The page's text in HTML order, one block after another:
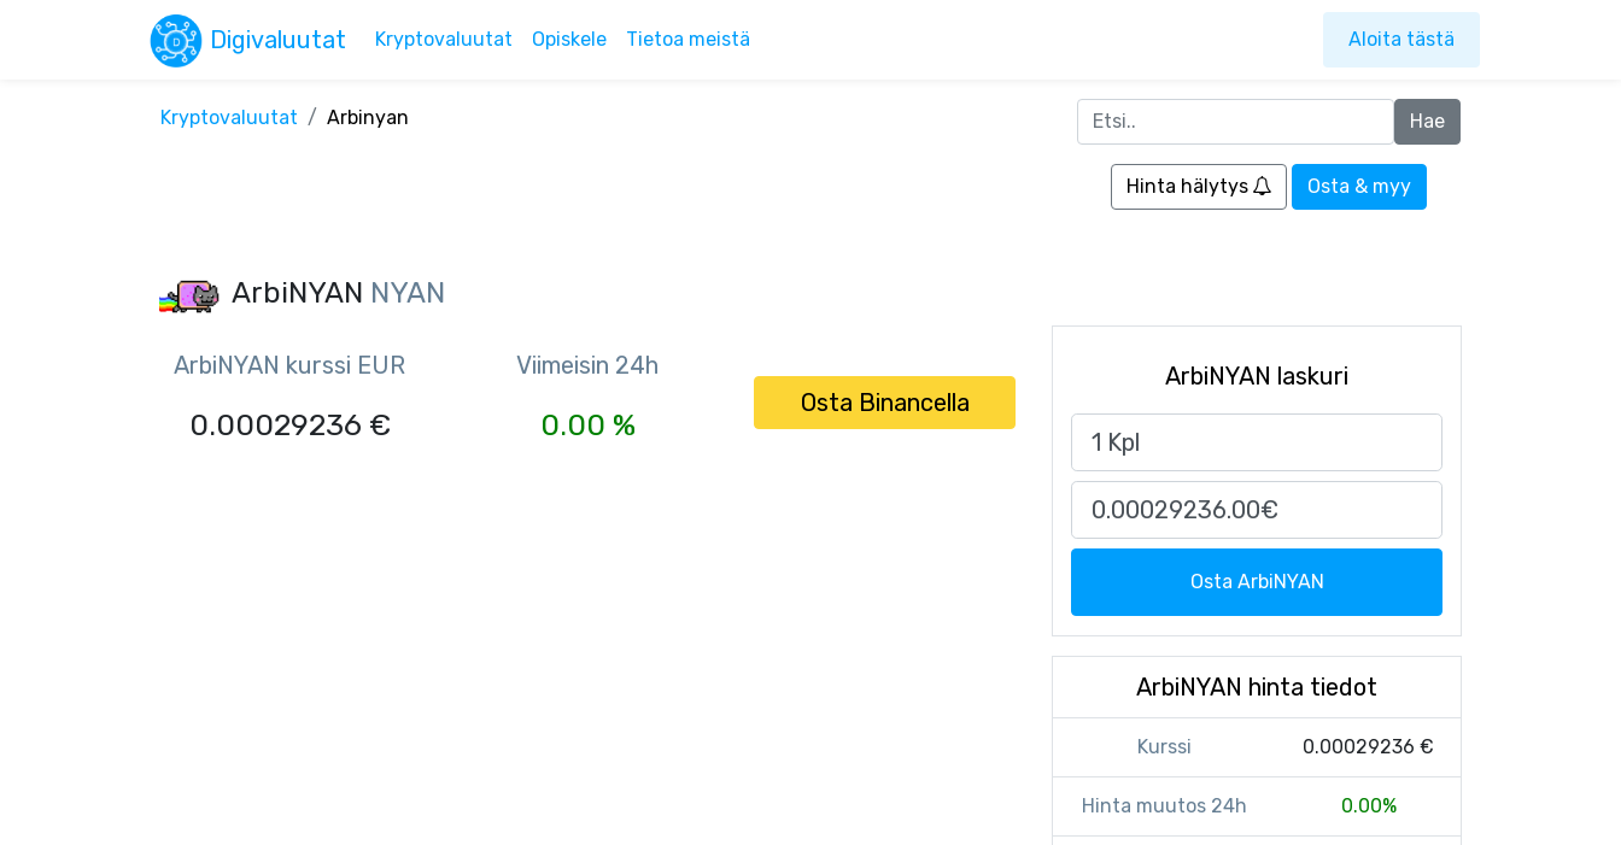
Digivaluutat Kryptovaluutat Opiskele Tietoa meistä Aloita tästä
Kryptovaluutat Arbinyan
Hinta hälytys Osta & myy
ArbiNYAN NYAN
ArbiNYAN kurssi EUR
0.00029236 €
Viimeisin 24h
0.00 %
Osta Binancella
ArbiNYAN laskuri
Osta ArbiNYAN
ArbiNYAN hinta tiedot
Kurssi 0.00029236 €
Hinta muutos 24h 0.00%